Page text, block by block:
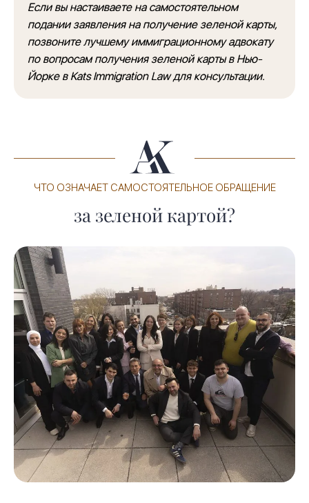
Если вы настаиваете на самостоятельном
подании заявления на получение зеленой карты,
позвоните лучшему иммиграционному адвокату
по вопросам получения зеленой карты в Нью-
Йорке в Kats Immigration Law для консультации.
ЧТО ОЗНАЧАЕТ САМОСТОЯТЕЛЬНОЕ ОБРАЩЕНИЕ
за зеленой картой?